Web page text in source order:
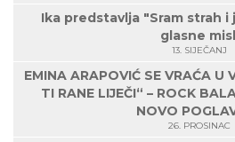
Ika predstavlja "Sram strah
glasne
13. SIJEČANJ
EMINA ARAPOVIĆ SE VRAĆA U
TI RANE LIJEČI“ – ROCK
NOVO
26. PROSINAC